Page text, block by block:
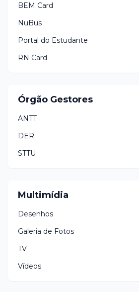
BEM Card
NuBus
Portal do Estudante
RN Card
Órgão Gestores
ANTT
DER
STTU
Multimídia
Desenhos
Galeria de Fotos
TV
Vídeos